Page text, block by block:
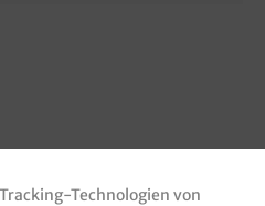
Technologien von